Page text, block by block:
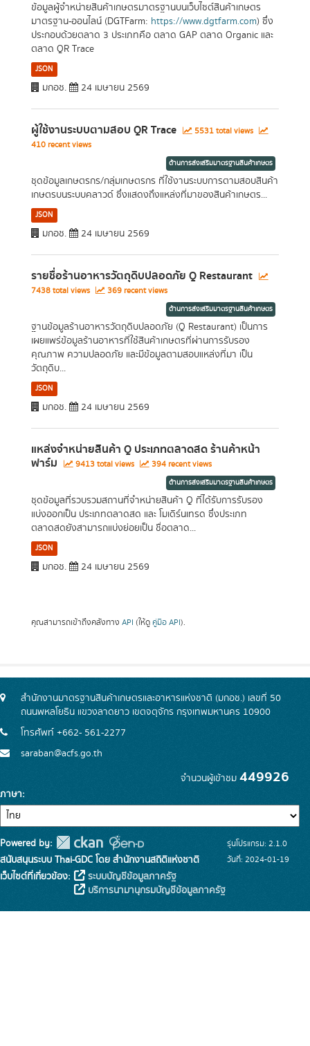
ข้อมูลผู้จำหน่ายสินค้าเกษตรมาตรฐานบนเว็บไซต์สินค้าเกษตร
มาตรฐาน-ออนไลน์ (DGTFarm: https://www.dgtfarm.com) ซึ่ง
ประกอบด้วยตลาด 3 ประเภทคือ ตลาด GAP ตลาด Organic และ
ตลาด QR Trace
JSON
มกอช. 24 เมษายน 2569
ผู้ใช้งานระบบตามสอบ QR Trace
5531 total views
410 recent views
ด้านการส่งเสริมมาตรฐานสินค้าเกษตร
ชุดข้อมูลเกษตรกร/กลุ่มเกษตรกร ที่ใช้งานระบบการตามสอบสินค้า
เกษตรบนระบบคลาวด์ ซึ่งแสดงถึงแหล่งที่มาของสินค้าเกษตร...
JSON
มกอช. 24 เมษายน 2569
รายชื่อร้านอาหารวัตถุดิบปลอดภัย Q Restaurant
7438 total views 369 recent views
ด้านการส่งเสริมมาตรฐานสินค้าเกษตร
ฐานข้อมูลร้านอาหารวัตถุดิบปลอดภัย (Q Restaurant) เป็นการ
เผยแพร่ข้อมูลร้านอาหารที่ใช้สินค้าเกษตรที่ผ่านการรับรอง
คุณภาพ ความปลอดภัย และมีข้อมูลตามสอบแหล่งที่มา เป็น
วัตถุดิบ...
JSON
มกอช. 24 เมษายน 2569
แหล่งจำหน่ายสินค้า Q ประเภทตลาดสด ร้านค้าหน้า
ฟาร์ม 9413 total views 394 recent views
ด้านการส่งเสริมมาตรฐานสินค้าเกษตร
ชุดข้อมูลที่รวบรวมสถานที่จำหน่ายสินค้า Q ที่ได้รับการรับรอง
แบ่งออกเป็น ประเภทตลาดสด และ โมเดิร์นเทรด ซึ่งประเภท
ตลาดสดยังสามารถแบ่งย่อยเป็น ชื่อตลาด...
JSON
มกอช. 24 เมษายน 2569
คุณสามารถเข้าถึงคลังทาง API (ให้ดู คู่มือ API).
สำนักงานมาตรฐานสินค้าเกษตรและอาหารแห่งชาติ (มกอช.) เลขที่ 50
ถนนพหลโยธิน แขวงลาดยาว เขตจตุจักร กรุงเทพมหานคร 10900
โทรศัพท์ +662- 561-2277
saraban@acfs.go.th
จำนวนผู้เข้าชม 449926
ภาษา
Powered by:
สนับสนุนระบบ Thai-GDC โดย สำนักงานสถิติแห่งชาติ
เว็บไซต์ที่เกี่ยวข้อง:
ระบบบัญชีข้อมูลภาครัฐ
บริการนามานุกรมบัญชีข้อมูลภาครัฐ
รุ่นโปรแกรม: 2.1.0
วันที่: 2024-01-19